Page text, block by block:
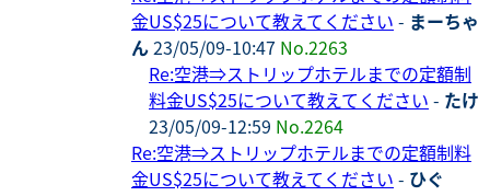
金US$25について教えてください - まーちゃ
ん23/05/09-10:47 No.2263
Re:空港⇒ストリップホテルまでの定額制
料金US$25について教えてください - たけ
23/05/09-12:59 No.2264
Re:空港⇒ストリップホテルまでの定額制料
金US$25について教えてください - ひぐ